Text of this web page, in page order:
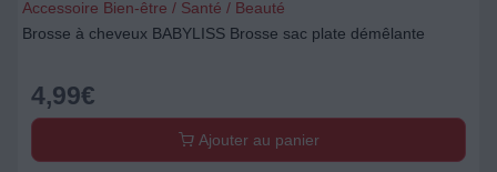
Accessoire Bien-être / Santé / Beauté
Brosse à cheveux BABYLISS Brosse sac plate démêlante
4,99€
Ajouter au panier